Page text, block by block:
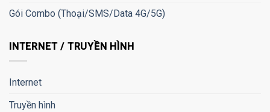
Gói Combo (Thoại/SMS/Data 4G/5G)
INTERNET / TRUYỀN HÌNH
Internet
Truyền hình